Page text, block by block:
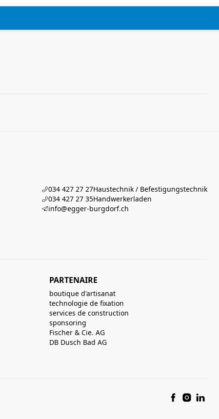
034 427 27 27Haustechnik / Befestigungstechnik
034 427 27 35Handwerkerladen
info@egger-burgdorf.ch
PARTENAIRE
boutique d'artisanat
technologie de fixation
services de construction
sponsoring
Fischer & Cie. AG
DB Dusch Bad AG